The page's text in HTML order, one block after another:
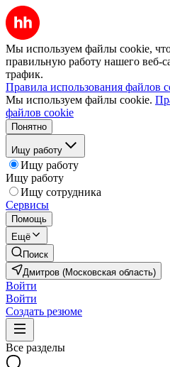
Мы используем файлы cookie,
правильную работу нашего веб-
трафик.
Правила использования файлов
Мы используем файлы cookie.
файлов cookie
Понятно
Ищу работу
Ищу работу
Ищу работу
Ищу сотрудника
Сервисы
Помощь
Ещё
Поиск
Дмитров (Московская область)
Войти
Войти
Создать резюме
Все разделы